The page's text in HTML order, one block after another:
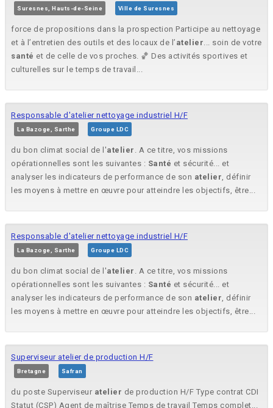
Suresnes, Hauts-de-Seine Ville de Suresnes
force de propositions dans la prospection Participe au nettoyage
et à l’entretien des outils et des locaux de l’ atelier... soin de votre
santé et de celle de vos proches. 🏀 Des activités sportives et
culturelles sur le temps de travail...
Responsable d'atelier nettoyage industriel H/F
La Bazoge, Sarthe Groupe LDC
du bon climat social de l'atelier . A ce titre, vos missions
opérationnelles sont les suivantes : Santé et sécurité... et
analyser les indicateurs de performance de son atelier, définir
les moyens à mettre en œuvre pour atteindre les objectifs, être...
Responsable d'atelier nettoyage industriel H/F
La Bazoge, Sarthe Groupe LDC
du bon climat social de l'atelier . A ce titre, vos missions
opérationnelles sont les suivantes : Santé et sécurité... et
analyser les indicateurs de performance de son atelier, définir
les moyens à mettre en œuvre pour atteindre les objectifs, être...
Superviseur atelier de production H/F
Bretagne Safran
du poste Superviseur atelier de production H/F Type contrat CDI
Statut (CSP) Agent de maîtrise Temps de travail Temps complet...